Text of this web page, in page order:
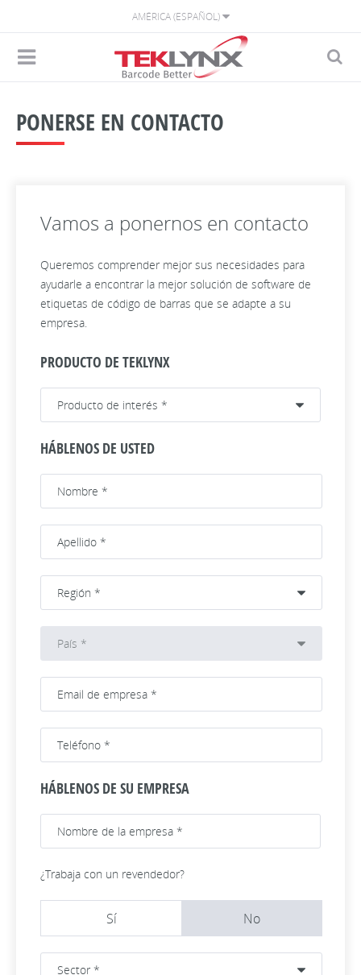
AMÉRICA (ESPAÑOL)
PONERSE EN CONTACTO
Vamos a ponernos en contacto
Queremos comprender mejor sus necesidades para
ayudarle a encontrar la mejor solución de software de
etiquetas de código de barras que se adapte a su
empresa.
PRODUCTO DE TEKLYNX
HÁBLENOS DE USTED
HÁBLENOS DE SU EMPRESA
¿Trabaja con un revendedor?
Sí No